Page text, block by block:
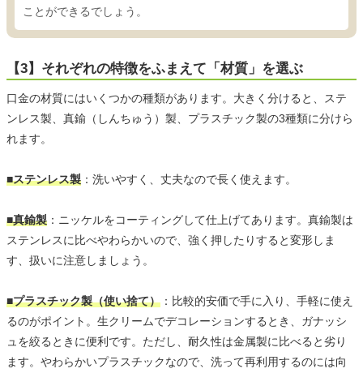
ことができるでしょう。
【3】それぞれの特徴をふまえて「材質」を選ぶ
口金の材質にはいくつかの種類があります。大きく分けると、ステ
ンレス製、真鍮（しんちゅう）製、プラスチック製の3種類に分けら
れます。
■ステンレス製 ：洗いやすく、丈夫なので長く使えます。
■真鍮製 ：ニッケルをコーティングして仕上げてあります。真鍮製は
ステンレスに比べやわらかいので、強く押したりすると変形しま
す、扱いに注意しましょう。
■プラスチック製（使い捨て） ：比較的安価で手に入り、手軽に使え
るのがポイント。生クリームでデコレーションするとき、ガナッシ
ュを絞るときに便利です。ただし、耐久性は金属製に比べると劣り
ます。やわらかいプラスチックなので、洗って再利用するのには向